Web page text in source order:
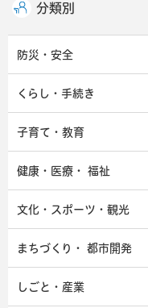
分類別
防災・安全
くらし・手続き
子育て・教育
健康・医療・ 福祉
文化・スポーツ・観光
まちづくり・ 都市開発
しごと・産業